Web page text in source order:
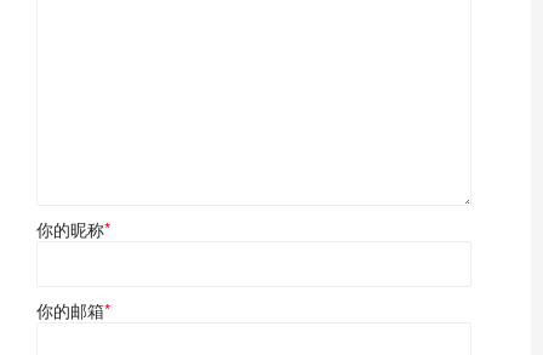
你的昵称*
你的邮箱*